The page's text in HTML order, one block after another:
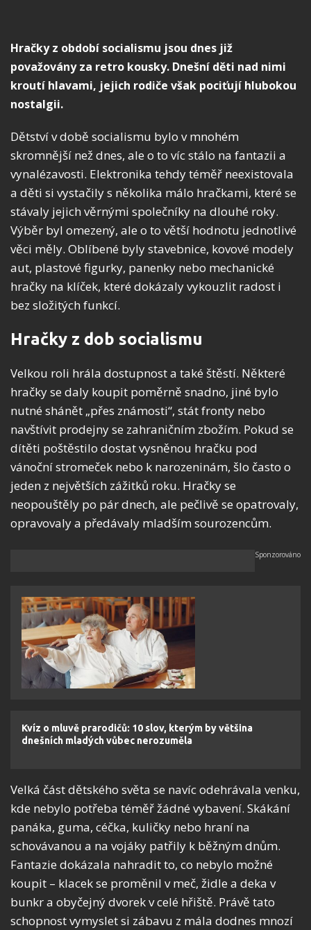
Hračky z období socialismu jsou dnes již
považovány za retro kousky. Dnešní děti nad nimi
kroutí hlavami, jejich rodiče však pociťují hlubokou
nostalgii.
Dětství v době socialismu bylo v mnohém
skromnější než dnes, ale o to víc stálo na fantazii a
vynalézavosti. Elektronika tehdy téměř neexistovala
a děti si vystačily s několika málo hračkami, které se
stávaly jejich věrnými společníky na dlouhé roky.
Výběr byl omezený, ale o to větší hodnotu jednotlivé
věci měly. Oblíbené byly stavebnice, kovové modely
aut, plastové figurky, panenky nebo mechanické
hračky na klíček, které dokázaly vykouzlit radost i
bez složitých funkcí.
Hračky z dob socialismu
Velkou roli hrála dostupnost a také štěstí. Některé
hračky se daly koupit poměrně snadno, jiné bylo
nutné shánět „přes známosti“, stát fronty nebo
navštívit prodejny se zahraničním zbožím. Pokud se
dítěti poštěstilo dostat vysněnou hračku pod
vánoční stromeček nebo k narozeninám, šlo často o
jeden z největších zážitků roku. Hračky se
neopouštěly po pár dnech, ale pečlivě se opatrovaly,
opravovaly a předávaly mladším sourozencům.
Kvíz o mluvě prarodičů: 10 slov, kterým by většina
dnešních mladých vůbec nerozuměla
Velká část dětského světa se navíc odehrávala venku,
kde nebylo potřeba téměř žádné vybavení. Skákání
panáka, guma, céčka, kuličky nebo hraní na
schovávanou a na vojáky patřily k běžným dnům.
Fantazie dokázala nahradit to, co nebylo možné
koupit – klacek se proměnil v meč, židle a deka v
bunkr a obyčejný dvorek v celé hřiště. Právě tato
schopnost vymyslet si zábavu z mála dodnes mnozí